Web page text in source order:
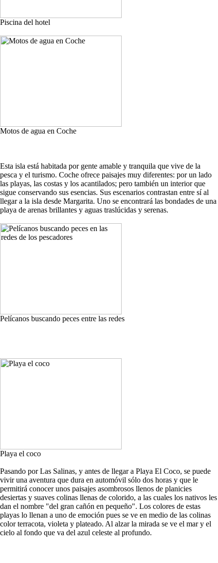
Piscina del hotel
Motos de agua en Coche
Esta isla está habitada por gente amable y tranquila que vive de la
pesca y el turismo. Coche ofrece paisajes muy diferentes: por un lado
las playas, las costas y los acantilados; pero también un interior que
sigue conservando sus esencias. Sus escenarios contrastan entre sí al
llegar a la isla desde Margarita. Uno se encontrará las bondades de una
playa de arenas brillantes y aguas traslúcidas y serenas.
Pelícanos buscando peces entre las redes
Playa el coco
Pasando por Las Salinas, y antes de llegar a Playa El Coco, se puede
vivir una aventura que dura en automóvil sólo dos horas y que le
permitirá conocer unos paisajes asombrosos llenos de planicies
desiertas y suaves colinas llenas de colorido, a las cuales los nativos les
dan el nombre "del gran cañón en pequeño". Los colores de estas
playas lo llenan a uno de emoción pues se ve en medio de las colinas
color terracota, violeta y plateado. Al alzar la mirada se ve el mar y el
cielo al fondo que va del azul celeste al profundo.